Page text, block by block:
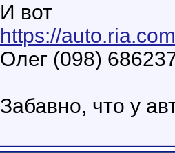
И вот
https://
Олег (098)
Забавно, что у